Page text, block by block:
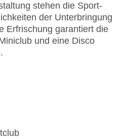
stehen die Sport-
der Unterbringung
Erfrischung garantiert die
und eine Disco